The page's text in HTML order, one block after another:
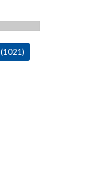
(1021)